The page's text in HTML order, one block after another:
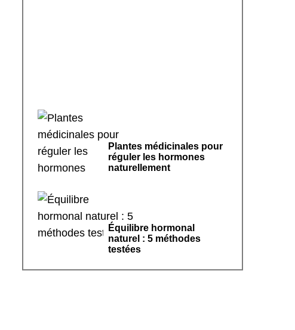
Plantes médicinales pour
réguler les hormones
naturellement
Équilibre hormonal
naturel : 5 méthodes
testées